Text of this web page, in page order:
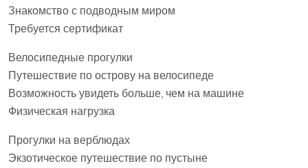
Знакомство с подводным миром
Требуется сертификат
Велосипедные прогулки
Путешествие по острову на велосипеде
Возможность увидеть больше, чем на машине
Физическая нагрузка
Прогулки на верблюдах
Экзотическое путешествие по пустыне